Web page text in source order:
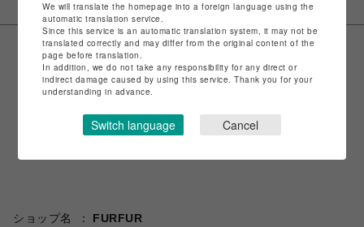
ショップ名
FURFUR
We will translate the homepage into a foreign language using the
automatic translation service.
Since this service is an automatic translation system, it may not be
translated correctly and may differ from the original content of the
page before translation.
In addition, we do not take any responsibility for any direct or
indirect damage caused by using this service. Thank you for your
understanding in advance.
Switch language Cancel